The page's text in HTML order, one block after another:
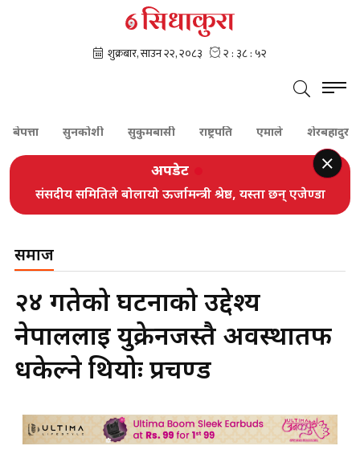
सुनकोशी सुकुमबासी राष्ट्रपति एमाले शेरबहादुर देउवा
अपडेट
संसदीय समितिले बोलायो ऊर्जामन्त्री श्रेष्ठ, यस्ता छन् एजेण्डा
समाज
२४ गतेको घटनाको उद्देश्य
नेपाललाई युक्रेनजस्तै अवस्थातर्फ
धकेल्ने थियोः प्रचण्ड